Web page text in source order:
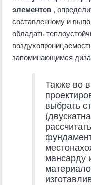
элементов ,
составленному и
обладать
запоминающимся
Также во
выбрать
мансарду